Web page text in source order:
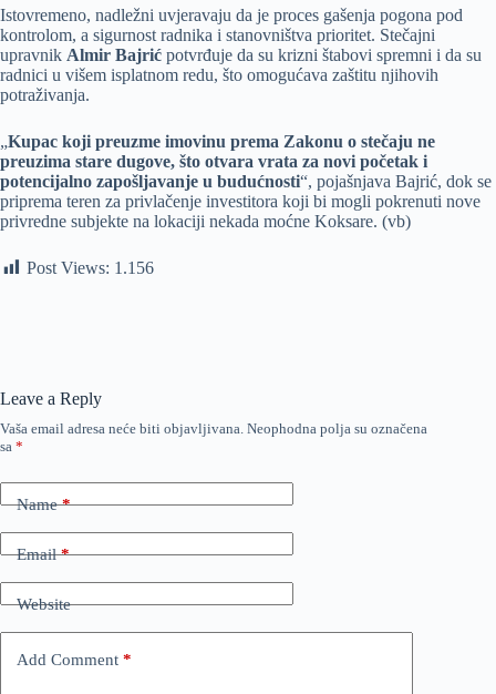
Istovremeno, nadležni uvjeravaju da je proces gašenja pogona pod
kontrolom, a sigurnost radnika i stanovništva prioritet. Stečajni
upravnik Almir Bajrić potvrđuje da su krizni štabovi spremni i da su
radnici u višem isplatnom redu, što omogućava zaštitu njihovih
potraživanja.
„Kupac koji preuzme imovinu prema Zakonu o stečaju ne
preuzima stare dugove, što otvara vrata za novi početak i
potencijalno zapošljavanje u budućnosti“, pojašnjava Bajrić, dok se
priprema teren za privlačenje investitora koji bi mogli pokrenuti nove
privredne subjekte na lokaciji nekada moćne Koksare. (vb)
Post Views: 1.156
Leave a Reply
Vaša email adresa neće biti objavljivana. Neophodna polja su označena
sa *
Name*
Email*
Website
Add Comment *